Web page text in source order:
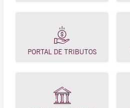
PORTAL DE TRIBUTOS